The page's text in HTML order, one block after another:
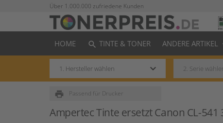
Über 1.000.000 zufriedene Kunden
HOME search TINTE & TONER ANDERE ARTIKEL
keyboard_arrow_down
Passend für Drucker
print
Ampertec Tinte ersetzt Canon CL-541